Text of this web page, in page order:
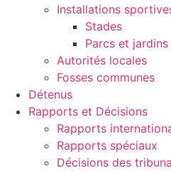
Installations
Stades
Parcs et jardins
Autorités locales
Fosses communes
Détenus
Rapports et Décisions
Rapports
Rapports spéciaux
Décisions des